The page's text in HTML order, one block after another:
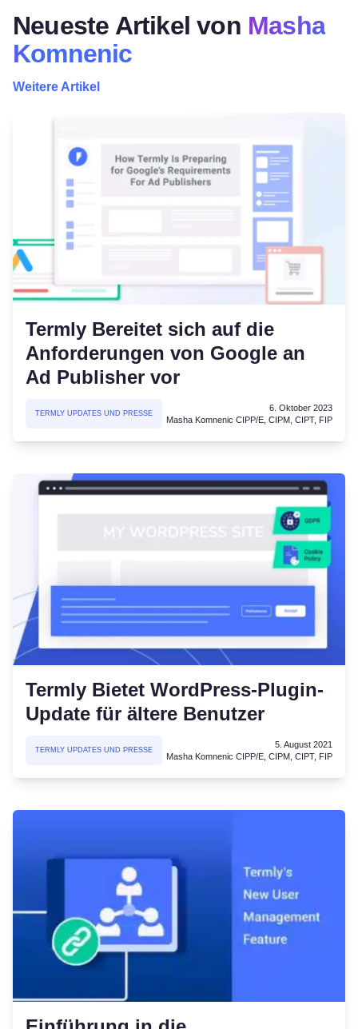
Neueste Artikel von Masha
Komnenic
Weitere Artikel
Termly Bereitet sich auf die
Anforderungen von Google an
Ad Publisher vor
TERMLY UPDATES UND PRESSE
6. Oktober 2023
Masha Komnenic CIPP/E, CIPM, CIPT, FIP
Termly Bietet WordPress-Plugin-
Update für ältere Benutzer
TERMLY UPDATES UND PRESSE
5. August 2021
Masha Komnenic CIPP/E, CIPM, CIPT, FIP